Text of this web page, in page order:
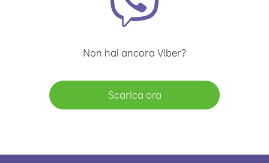
Non hai ancora Viber?
Scarica ora